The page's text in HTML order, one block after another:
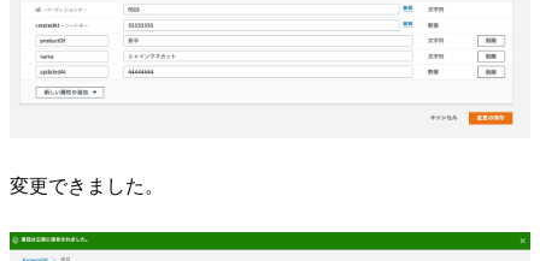
変更できました。